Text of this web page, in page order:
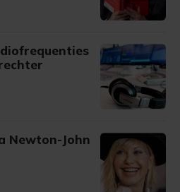
Newton-John